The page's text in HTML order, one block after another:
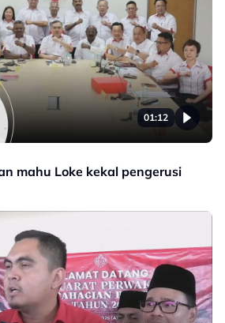
01:12
mahu Loke kekal pengerusi